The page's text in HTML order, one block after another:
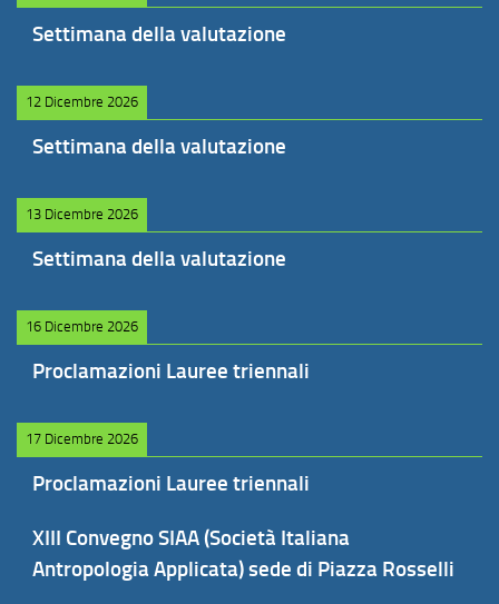
Settimana della valutazione
12 Dicembre 2026
Settimana della valutazione
13 Dicembre 2026
Settimana della valutazione
16 Dicembre 2026
Proclamazioni Lauree triennali
17 Dicembre 2026
Proclamazioni Lauree triennali
XIII Convegno SIAA (Società Italiana
Antropologia Applicata) sede di Piazza Rosselli